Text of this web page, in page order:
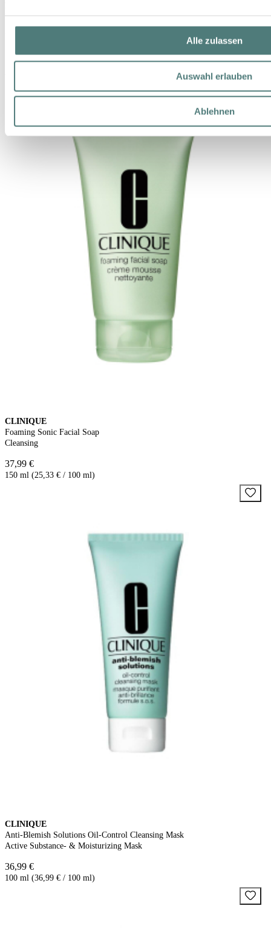
Alle zulassen
Auswahl erlauben
Ablehnen
15,00 €
CLINIQUE
Foaming Sonic Facial Soap
Cleansing
37,99 €
150 ml (25,33 € / 100 ml)
CLINIQUE
Anti-Blemish Solutions Oil-Control Cleansing Mask
Active Substance- & Moisturizing Mask
36,99 €
100 ml (36,99 € / 100 ml)